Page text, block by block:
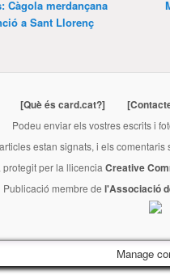
Càgola merdançana
a Sant Llorenç
[Què és card.cat?]
Podeu enviar els vostres escrits i
estan signats, i els
per la llicencia Creative
Publicació membre de l'Associació
Manage